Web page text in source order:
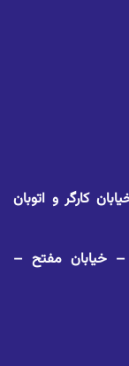
کارگر و اتوبان
– خیابان مفتح –